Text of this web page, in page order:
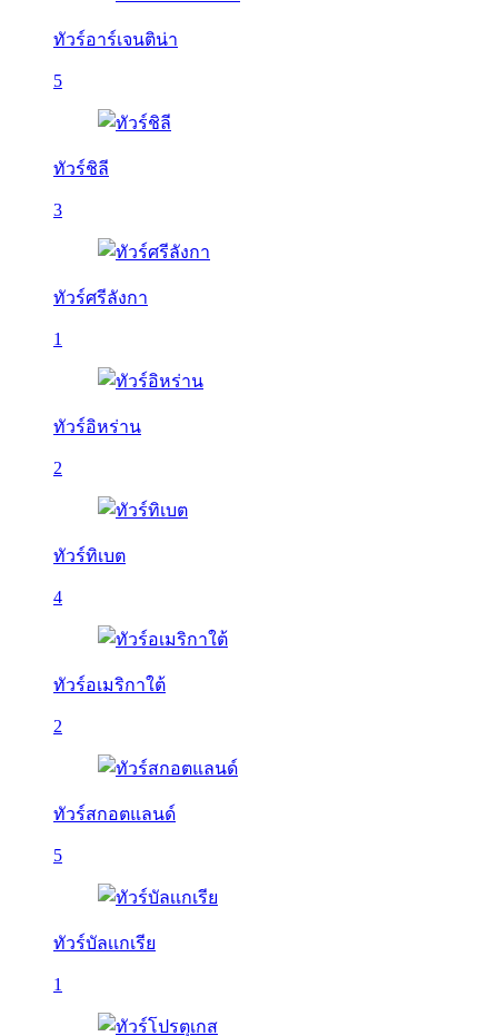
ทัวร์อาร์เจนติน่า
5
ทัวร์ชิลี
3
ทัวร์ศรีลังกา
1
ทัวร์อิหร่าน
2
ทัวร์ทิเบต
4
ทัวร์อเมริกาใต้
2
ทัวร์สกอตแลนด์
5
ทัวร์บัลเเกเรีย
1